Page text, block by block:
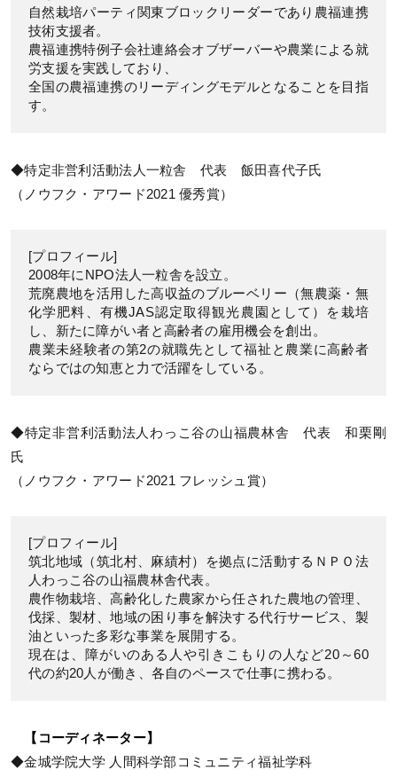
自然栽培パーティ関東ブロックリーダーであり農福連携
技術支援者。
農福連携特例子会社連絡会オブザーバーや農業による就
労支援を実践しており、
全国の農福連携のリーディングモデルとなることを目指
す。
◆特定非営利活動法人一粒舎 代表 飯田喜代子氏
（ノウフク・アワード2021 優秀賞）
[プロフィール]
2008年にNPO法人一粒舎を設立。
荒廃農地を活用した高収益のブルーベリー（無農薬・無
化学肥料、有機JAS認定取得観光農園として）を栽培
し、新たに障がい者と高齢者の雇用機会を創出。
農業未経験者の第2の就職先として福祉と農業に高齢者
ならではの知恵と力で活躍をしている。
◆特定非営利活動法人わっこ谷の山福農林舎 代表 和栗剛
氏
（ノウフク・アワード2021 フレッシュ賞）
[プロフィール]
筑北地域（筑北村、麻績村）を拠点に活動するＮＰＯ法
人わっこ谷の山福農林舎代表。
農作物栽培、高齢化した農家から任された農地の管理、
伐採、製材、地域の困り事を解決する代行サービス、製
油といった多彩な事業を展開する。
現在は、障がいのある人や引きこもりの人など20～60
代の約20人が働き、各自のペースで仕事に携わる。
【コーディネーター】
◆金城学院大学 人間科学部コミュニティ福祉学科